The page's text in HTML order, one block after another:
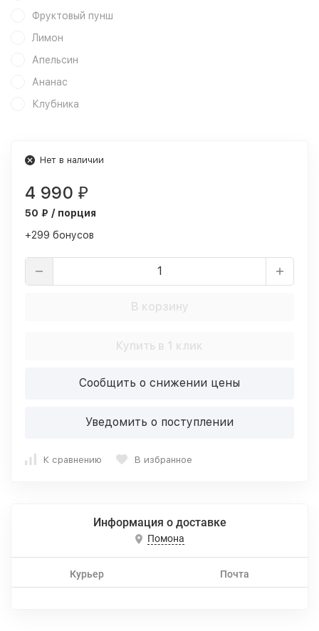
Фруктовый пунш
Лимон
Апельсин
Ананас
Клубника
Нет в наличии
4 990 ₽
50 ₽ / порция
+299 бонусов
В корзину
Купить в 1 клик
Сообщить о снижении цены
Уведомить о поступлении
К сравнению В избранное
Информация о доставке
Помона
Курьер Почта